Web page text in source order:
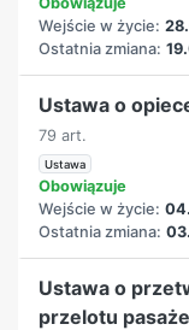
Wejście w życie:
Ostatnia zmiana:
Ustawa o
79 art.
Ustawa
Obowiązuje
Wejście w życie:
Ostatnia zmiana:
Ustawa o
przelotu